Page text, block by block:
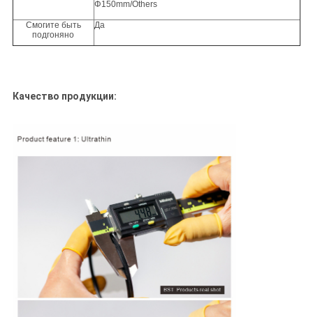
Φ150mm/Others
Смогите быть
подгоняно
Да
Качество продукции: